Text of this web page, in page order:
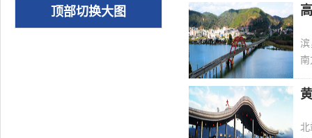
顶部切换大图
北